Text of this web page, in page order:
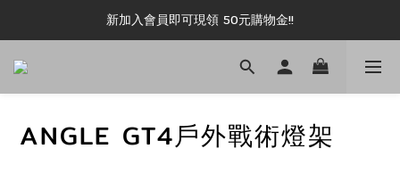
新加入會員即可現領 50元購物金!!
新加入會員即可現領 50元購物金!!
推薦好友露坑無上限領購物金!!
ANGLE GT4戶外戰術燈架